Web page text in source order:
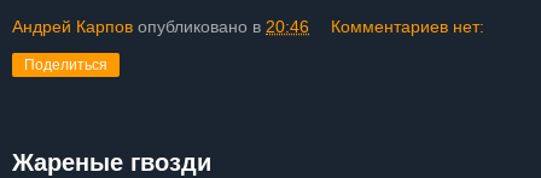
Андрей Карпов опубликовано в 20:46 Комментариев нет:
Поделиться
Жареные гвозди